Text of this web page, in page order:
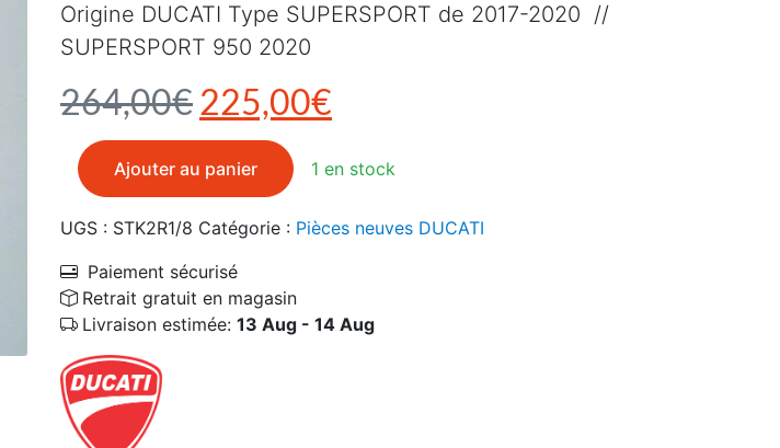
264,00€ Le prix initial était : 264,00€.
225,00€
Origine DUCATI Type SUPERSPORT de 2017-2020 //
SUPERSPORT 950 2020
1 en stock
quantité de 97180331A Cache de selle neuve DUCATI SUPERSPORT
Ajouter au panier
UGS : STK2R1/8 Catégorie : Pièces neuves DUCATI
Paiement sécurisé
Retrait gratuit en magasin
Livraison estimée: 13 Aug - 14 Aug